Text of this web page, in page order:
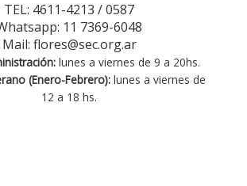
TEL: 4611-4213 / 0587
11 7369-6048
Mail: flores@sec.org.ar
lunes a viernes de 9 a 20hs.
(Enero-Febrero): lunes a viernes de
12 a 18 hs.